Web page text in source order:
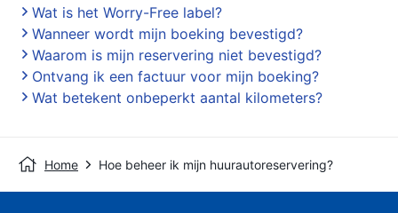
Wat is het Worry-Free label?
Wanneer wordt mijn boeking bevestigd?
Waarom is mijn reservering niet bevestigd?
Ontvang ik een factuur voor mijn boeking?
Wat betekent onbeperkt aantal kilometers?
Home Hoe beheer ik mijn huurautoreservering?